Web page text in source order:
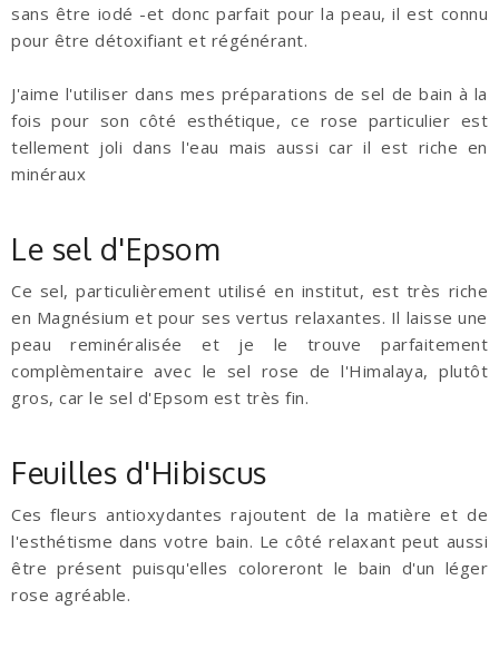
sans être iodé -et donc parfait pour la peau, il est connu
pour être détoxifiant et régénérant.
J'aime l'utiliser dans mes préparations de sel de bain à la
fois pour son côté esthétique, ce rose particulier est
tellement joli dans l'eau mais aussi car il est riche en
minéraux
Le sel d'Epsom
Ce sel, particulièrement utilisé en institut, est très riche
en Magnésium et pour ses vertus relaxantes. Il laisse une
peau reminéralisée et je le trouve parfaitement
complèmentaire avec le sel rose de l'Himalaya, plutôt
gros, car le sel d'Epsom est très fin.
Feuilles d'Hibiscus
Ces fleurs antioxydantes rajoutent de la matière et de
l'esthétisme dans votre bain. Le côté relaxant peut aussi
être présent puisqu'elles coloreront le bain d'un léger
rose agréable.